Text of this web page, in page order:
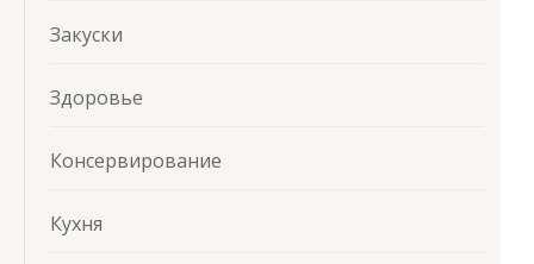
Закуски
Здоровье
Консервирование
Кухня